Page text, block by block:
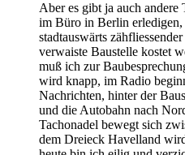
Aber es gibt ja auch
im Büro in Berlin erledigen,
stadtauswärts
verwaiste Baustelle kostet
muß ich zur
wird knapp, im Radio
Nachrichten, hinter der
und die Autobahn nach
Tachonadel bewegt sich
dem Dreieck Havelland